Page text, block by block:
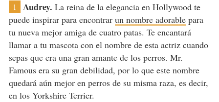
1 Audrey. La reina de la elegancia en Hollywood te
puede inspirar para encontrar un nombre adorablepara
tu nueva mejor amiga de cuatro patas. Te encantará
llamar a tu mascota con el nombre de esta actriz cuando
sepas que era una gran amante de los perros. Mr.
Famous era su gran debilidad, por lo que este nombre
quedará aún mejor en perros de su misma raza, es decir,
en los Yorkshire Terrier.